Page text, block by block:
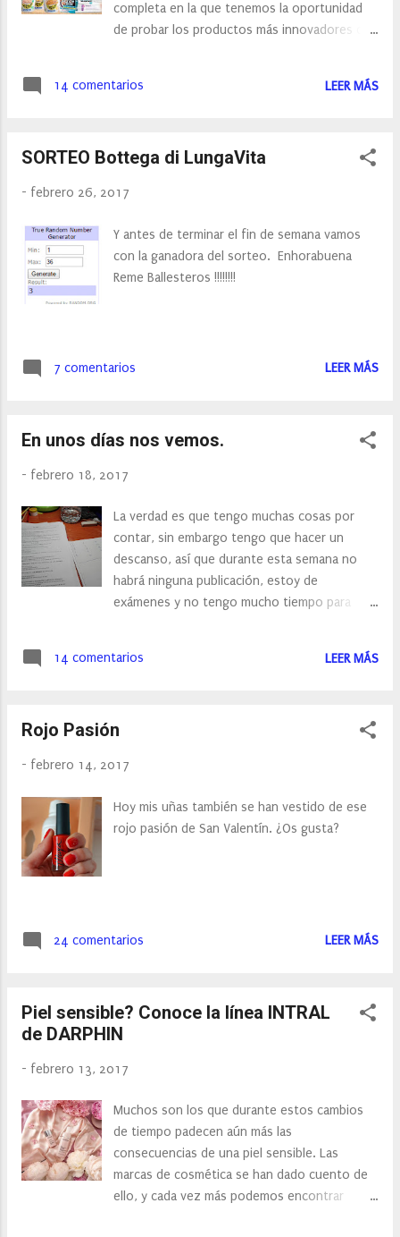
completa en la que tenemos la oportunidad
de probar los productos más innovadores del
productos que recibiremos en casa, entre:
14 comentarios LEER MÁS
SORTEO Bottega di LungaVita
- febrero 26, 2017
Y antes de terminar el fin de semana vamos
con la ganadora del sorteo. Enhorabuena
Reme Ballesteros !!!!!!!!
7 comentarios LEER MÁS
En unos días nos vemos.
- febrero 18, 2017
La verdad es que tengo muchas cosas por
contar, sin embargo tengo que hacer un
descanso, así que durante esta semana no
habrá ninguna publicación, estoy de
exámenes y no tengo mucho tiempo para
espero por allí. Nos vemos a finales de
14 comentarios LEER MÁS
Rojo Pasión
- febrero 14, 2017
Hoy mis uñas también se han vestido de ese
rojo pasión de San Valentín. ¿Os gusta?
24 comentarios LEER MÁS
Piel sensible? Conoce la línea INTRAL
de DARPHIN
- febrero 13, 2017
Muchos son los que durante estos cambios
de tiempo padecen aún más las
consecuencias de una piel sensible. Las
marcas de cosmética se han dado cuento de
ello, y cada vez más podemos encontrar